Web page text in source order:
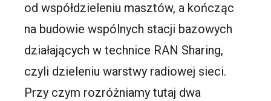
od współdzieleniu masztów, a kończąc
na budowie wspólnych stacji bazowych
działających w technice RAN Sharing,
czyli dzieleniu warstwy radiowej sieci.
Przy czym rozróżniamy tutaj dwa